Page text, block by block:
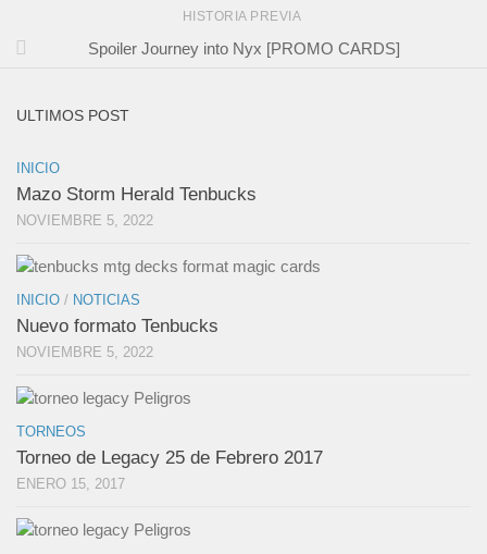
HISTORIA PREVIA
Spoiler Journey into Nyx [PROMO CARDS]
ULTIMOS POST
INICIO
Mazo Storm Herald Tenbucks
NOVIEMBRE 5, 2022
INICIO / NOTICIAS
Nuevo formato Tenbucks
NOVIEMBRE 5, 2022
TORNEOS
Torneo de Legacy 25 de Febrero 2017
ENERO 15, 2017